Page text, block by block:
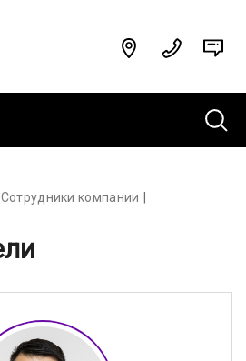
Сотрудники компании